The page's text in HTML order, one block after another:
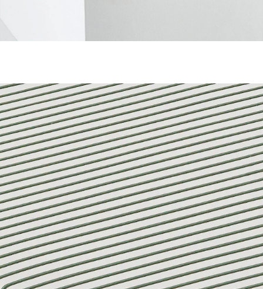
Baby Spannbettlaken GRÜNER WALD
wollweiß/grün
ab17,99 €
inkl. MwSt. und zzgl.Versandkosten
8 PAYBACK Basis°Punktesammeln
Größe
In den Warenkorb
Lieferung nach Hause